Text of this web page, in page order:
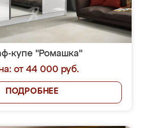
купе "Ромашка"
от 44 000 руб.
ПОДРОБНЕЕ